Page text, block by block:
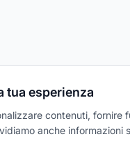
tua esperienza
contenuti, fornire
anche informazioni